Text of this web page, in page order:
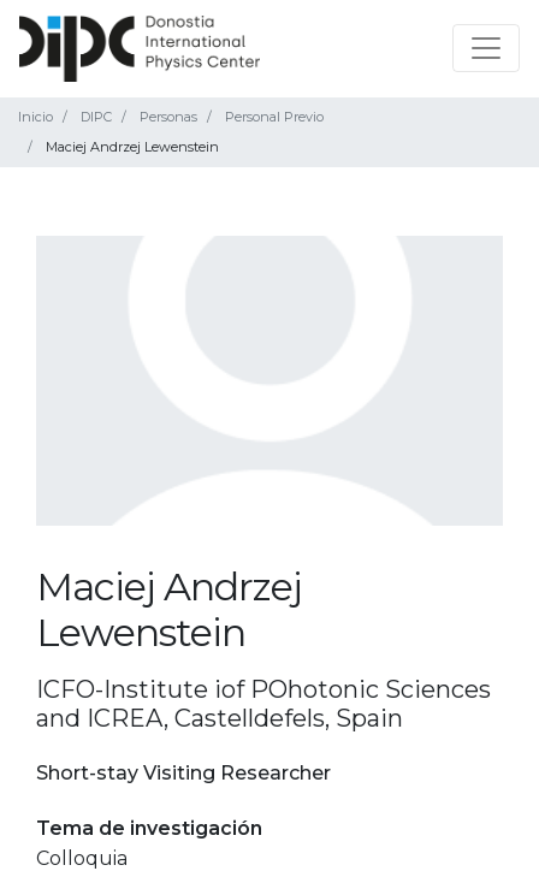
Inicio DIPC Personas
Personal Previo
Maciej Andrzej Lewenstein
Maciej Andrzej
Lewenstein
ICFO-Institute iof POhotonic Sciences
and ICREA, Castelldefels, Spain
Short-stay Visiting Researcher
Tema de investigación
Colloquia